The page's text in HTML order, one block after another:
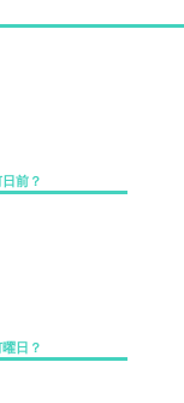
前？
日？